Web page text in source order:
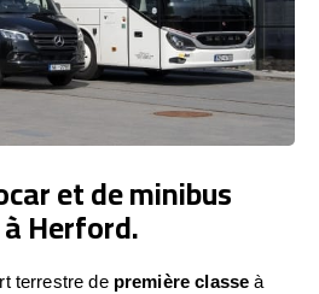
et de minibus
Herford.
terrestre de première classe à